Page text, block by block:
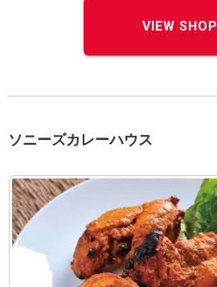
VIEW SHOP
ソニーズカレーハウス